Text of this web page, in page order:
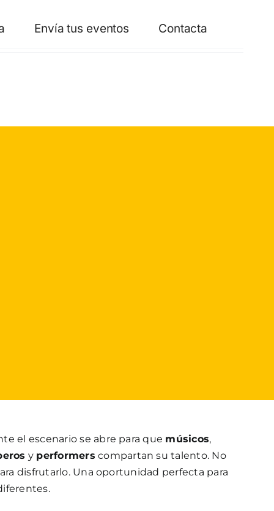
Envía tus eventos Contacta
el escenario se abre para que músicos,
y performers compartan su talento. No
disfrutarlo. Una oportunidad perfecta para